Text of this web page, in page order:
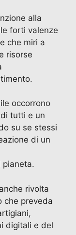
alla
forti valenze
che miri a
risorse
occorrono
tutti e un
su se stessi
di un
pianeta.
rivolta
che preveda
digitali e del